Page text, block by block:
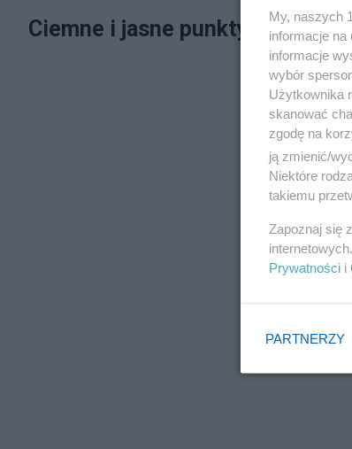
Ciemne i jasne punkty filmuMy, naszych
informacje na
informacje
wybór
Użytkownika
skanować
zgodę na
ją zmienić/
Niektóre
takiemu
Zapoznaj się
Prywatności i
PARTNERZY